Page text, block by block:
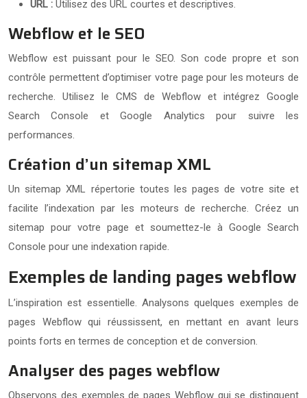
URL : Utilisez des URL courtes et descriptives.
Webflow et le SEO
Webflow est puissant pour le SEO. Son code propre et son
contrôle permettent d’optimiser votre page pour les moteurs de
recherche. Utilisez le CMS de Webflow et intégrez Google
Search Console et Google Analytics pour suivre les
performances.
Création d’un sitemap XML
Un sitemap XML répertorie toutes les pages de votre site et
facilite l’indexation par les moteurs de recherche. Créez un
sitemap pour votre page et soumettez-le à Google Search
Console pour une indexation rapide.
Exemples de landing pages webflow
L’inspiration est essentielle. Analysons quelques exemples de
pages Webflow qui réussissent, en mettant en avant leurs
points forts en termes de conception et de conversion.
Analyser des pages webflow
Observons des exemples de pages Webflow qui se distinguent